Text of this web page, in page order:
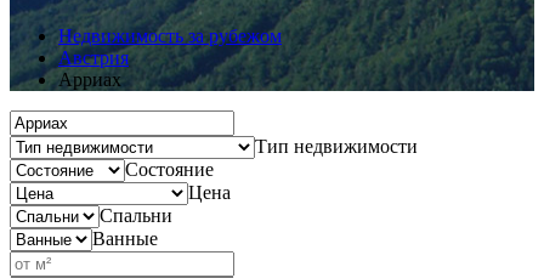
Недвижимость за рубежом
Австрия
Арриах
Тип недвижимости
Состояние
Цена
Спальни
Ванные